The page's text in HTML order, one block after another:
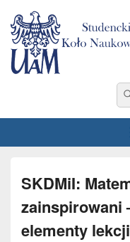
Studenckie
SKDMiI:
zainspirowani
elementy